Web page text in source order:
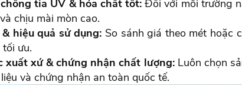
tia UV & hóa chất tốt:Đối với môi trường
chịu mài mòn cao.
hiệu quả sử dụng: So sánh giá theo mét hoặc
ưu.
xuất xứ & chứng nhận chất lượng: Luôn chọn
và chứng nhận an toàn quốc tế.